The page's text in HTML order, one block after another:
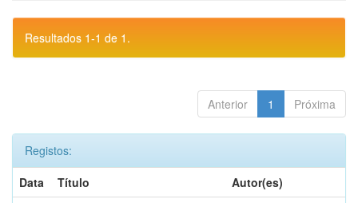
Resultados 1-1 de 1.
Anterior 1 Próxima
Registos:
Data
Título
Autor(es)